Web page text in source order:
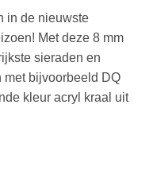
in de nieuwste
Met deze 8 mm
sieraden en
met bijvoorbeeld DQ
kleur acryl kraal uit